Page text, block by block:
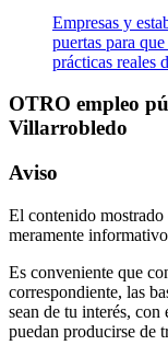
Empresas y
puertas para
prácticas reales
OTRO empleo
Villarrobledo
Aviso
El contenido mostrado
meramente
Es conveniente que
correspondiente, las
sean de tu interés,
puedan producirse de